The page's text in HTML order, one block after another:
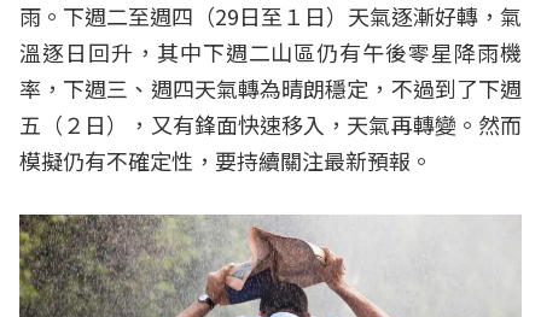
雨。下週二至週四（29日至１日）天氣逐漸好轉，氣
溫逐日回升，其中下週二山區仍有午後零星降雨機
率，下週三、週四天氣轉為晴朗穩定，不過到了下週
五（２日），又有鋒面快速移入，天氣再轉變。然而
模擬仍有不確定性，要持續關注最新預報。